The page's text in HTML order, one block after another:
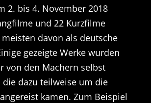
2. bis 4. November 2018
und 22 Kurzfilme
meisten davon als deutsche
gezeigte Werke wurden
von den Machern selbst
die dazu teilweise um die
kamen. Zum Beispiel